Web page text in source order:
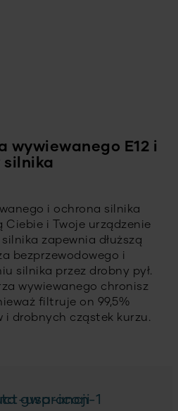
wywiewanego E12 i
silnika
i ochrona silnika
Ciebie i Twoje urządzenie
zapewnia dłuższą
bezprzewodowego i
silnika przez drobny pył.
wywiewanego chronisz
filtruje on 99,5%
i drobnych cząstek kurzu.
gwarancji